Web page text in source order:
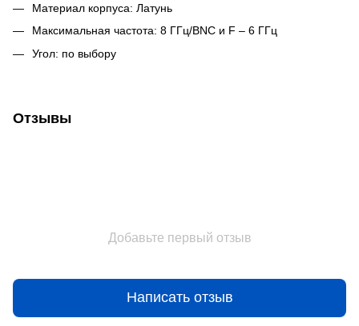
Материал корпуса: Латунь
Максимальная частота: 8 ГГц/BNC и F – 6 ГГц
Угол: по выбору
Отзывы
Добавьте первый отзыв
Написать отзыв